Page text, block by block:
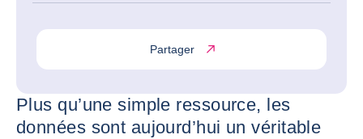
Partager
Plus qu’une simple ressource, les
données sont aujourd’hui un véritable